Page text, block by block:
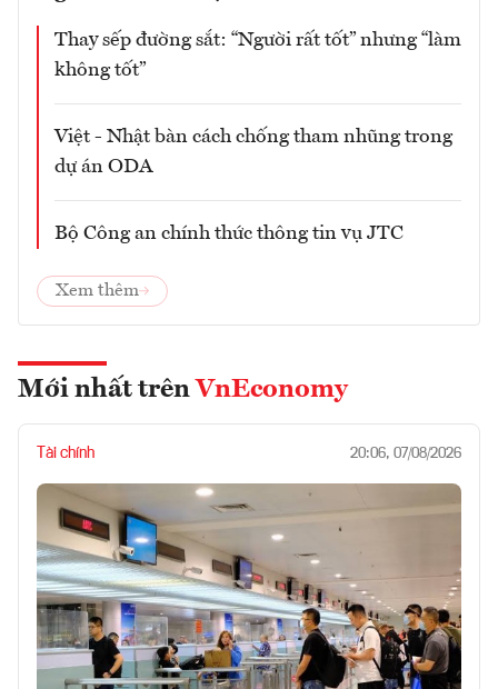
Thay sếp đường sắt: “Người rất tốt” nhưng “làm
không tốt”
Việt - Nhật bàn cách chống tham nhũng trong
dự án ODA
Bộ Công an chính thức thông tin vụ JTC
Xem thêm
Mới nhất trên VnEconomy
Tài chính 20:06, 07/08/2026